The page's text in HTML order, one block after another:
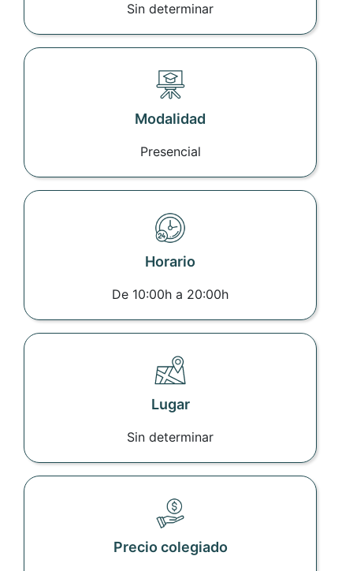
Sin determinar
Modalidad
Presencial
Horario
De 10:00h a 20:00h
Lugar
Sin determinar
Precio colegiado